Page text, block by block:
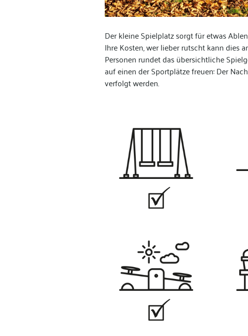
Der kleine Spielplatz sorgt für etwas
Ihre Kosten, wer lieber rutscht kann dies
Personen rundet das übersichtliche
auf einen der Sportplätze freuen: Der
verfolgt werden.